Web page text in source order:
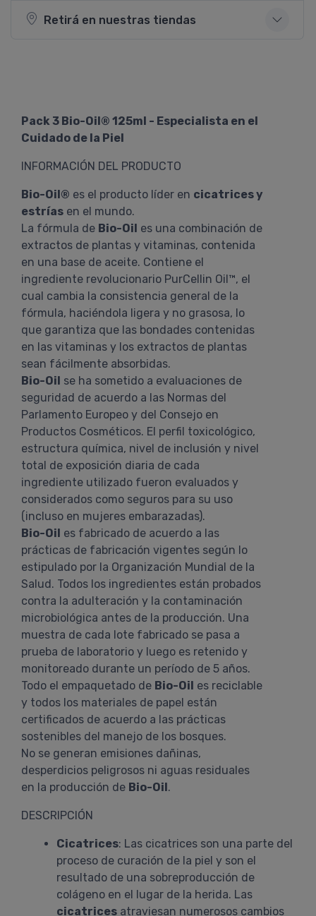
Retirá en nuestras tiendas
Pack 3 Bio-Oil® 125ml - Especialista en el
Cuidado de la Piel
INFORMACIÓN DEL PRODUCTO
Bio-Oil® es el producto líder en cicatrices y
estrías en el mundo.
La fórmula de Bio-Oil es una combinación de
extractos de plantas y vitaminas, contenida
en una base de aceite. Contiene el
ingrediente revolucionario PurCellin Oil™, el
cual cambia la consistencia general de la
fórmula, haciéndola ligera y no grasosa, lo
que garantiza que las bondades contenidas
en las vitaminas y los extractos de plantas
sean fácilmente absorbidas.
Bio-Oil se ha sometido a evaluaciones de
seguridad de acuerdo a las Normas del
Parlamento Europeo y del Consejo en
Productos Cosméticos. El perfil toxicológico,
estructura química, nivel de inclusión y nivel
total de exposición diaria de cada
ingrediente utilizado fueron evaluados y
considerados como seguros para su uso
(incluso en mujeres embarazadas).
Bio-Oil es fabricado de acuerdo a las
prácticas de fabricación vigentes según lo
estipulado por la Organización Mundial de la
Salud. Todos los ingredientes están probados
contra la adulteración y la contaminación
microbiológica antes de la producción. Una
muestra de cada lote fabricado se pasa a
prueba de laboratorio y luego es retenido y
monitoreado durante un período de 5 años.
Todo el empaquetado de Bio-Oil es reciclable
y todos los materiales de papel están
certificados de acuerdo a las prácticas
sostenibles del manejo de los bosques.
No se generan emisiones dañinas,
desperdicios peligrosos ni aguas residuales
en la producción de Bio-Oil.
DESCRIPCIÓN
Cicatrices: Las cicatrices son una parte del
proceso de curación de la piel y son el
resultado de una sobreproducción de
colágeno en el lugar de la herida. Las
cicatrices atraviesan numerosos cambios